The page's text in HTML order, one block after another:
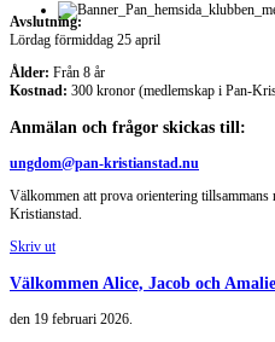
Avslutning:
Lördag förmiddag 25 april
Ålder: Från 8 år
Kostnad: 300 kronor (medlemskap i Pan-
Anmälan och frågor skickas till:
ungdom@pan-kristianstad.nu
Välkommen att prova orientering tillsammans
Kristianstad.
Skriv ut
Välkommen Alice, Jacob och
den 19 februari 2026.